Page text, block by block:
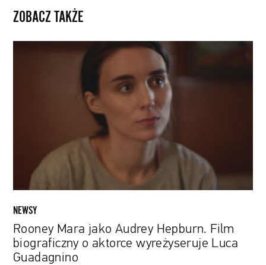
ZOBACZ TAKŻE
wyreżyseruje
Luca
Guadagnino
NEWSY
Rooney Mara jako Audrey Hepburn. Film
biograficzny o aktorce wyreżyseruje Luca
Guadagnino